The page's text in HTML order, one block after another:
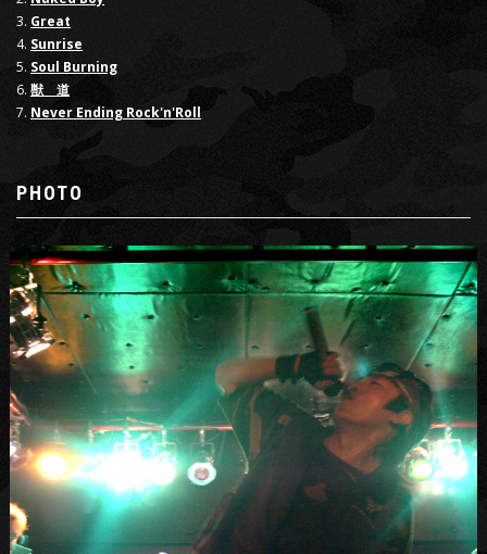
3. Great
4. Sunrise
5. Soul Burning
6. 獣 道
7. Never Ending Rock'n'Roll
PHOTO